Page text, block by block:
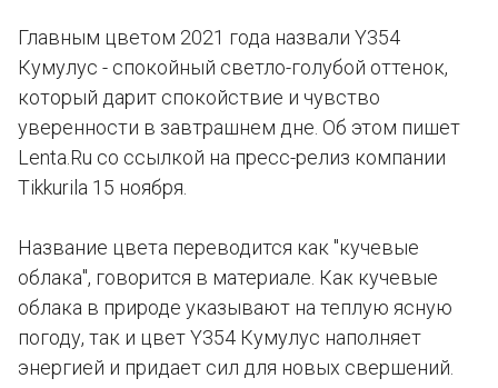
Главным цветом 2021 года назвали Y354
Кумулус - спокойный светло-голубой оттенок,
который дарит спокойствие и чувство
уверенности в завтрашнем дне. Об этом пишет
Lenta.Ru со ссылкой на пресс-релиз компании
Tikkurila 15 ноября.
Название цвета переводится как "кучевые
облака", говорится в материале. Как кучевые
облака в природе указывают на теплую ясную
погоду, так и цвет Y354 Кумулус наполняет
энергией и придает сил для новых свершений.